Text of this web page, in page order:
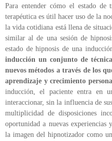
Para entender cómo el estado de
terapéutica es útil hacer uso de la
la vida cotidiana está llena de
similar al de una sesión de
estado de hipnosis de una
inducción un conjunto de
nuevos métodos a través de los
aprendizaje y crecimiento
inducción, el paciente entra en
interaccionar, sin la influencia de
multiplicidad de disposiciones
oportunidad a nuevas experiencias
la imagen del hipnotizador como